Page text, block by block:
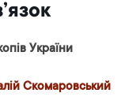
України
Скомаровський